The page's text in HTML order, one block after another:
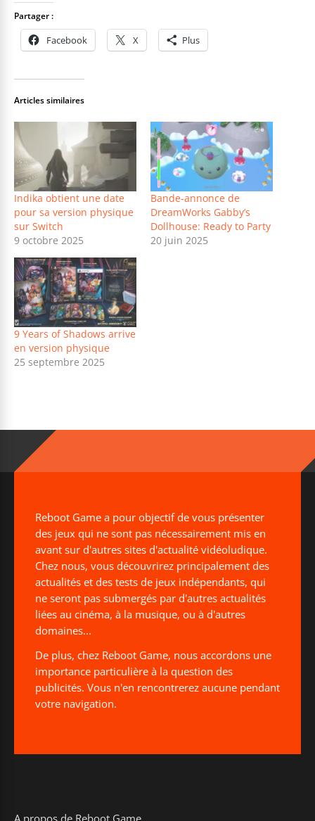
Partager :
Facebook X Plus
Articles similaires
Indika obtient une date
pour sa version physique
sur Switch
9 octobre 2025
Bande-annonce de
DreamWorks Gabby’s
Dollhouse: Ready to Party
20 juin 2025
9 Years of Shadows arrive
en version physique
25 septembre 2025
Reboot Game a pour objectif de vous présenter
des jeux qui ne sont pas nécessairement mis en
avant sur d'autres sites d'actualité vidéoludique.
Chez nous, vous découvrirez principalement des
actualités et des tests de jeux indépendants, qui
ne seront pas submergés par d'autres actualités
liées au cinéma, à la musique, ou à d'autres
domaines...
De plus, chez Reboot Game, nous accordons une
importance particulière à la question des
publicités. Vous n'en rencontrerez aucune pendant
votre navigation.